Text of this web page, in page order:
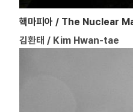
핵마피아 / The Nuclear
김환태 / Kim Hwan-tae